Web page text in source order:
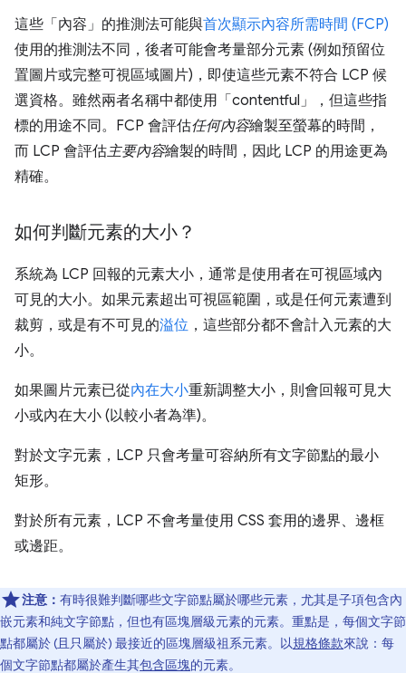
這些「內容」的推測法可能與首次顯示內容所需時間 (FCP)
使用的推測法不同，後者可能會考量部分元素 (例如預留位
置圖片或完整可視區域圖片)，即使這些元素不符合 LCP 候
選資格。雖然兩者名稱中都使用「contentful」，但這些指
標的用途不同。FCP 會評估任何內容繪製至螢幕的時間，
而 LCP 會評估主要內容繪製的時間，因此 LCP 的用途更為
精確。
如何判斷元素的大小？
系統為 LCP 回報的元素大小，通常是使用者在可視區域內
可見的大小。如果元素超出可視區範圍，或是任何元素遭到
裁剪，或是有不可見的溢位 ，這些部分都不會計入元素的大
小。
如果圖片元素已從內在大小重新調整大小，則會回報可見大
小或內在大小 (以較小者為準)。
對於文字元素，LCP 只會考量可容納所有文字節點的最小
矩形。
對於所有元素，LCP 不會考量使用 CSS 套用的邊界、邊框
或邊距。
注意： 有時很難判斷哪些文字節點屬於哪些元素，尤其是子項包含內
嵌元素和純文字節點，但也有區塊層級元素的元素。重點是，每個文字節
點都屬於 (且只屬於) 最接近的區塊層級祖系元素。以規格條款來說：每
個文字節點都屬於產生其包含區塊的元素。